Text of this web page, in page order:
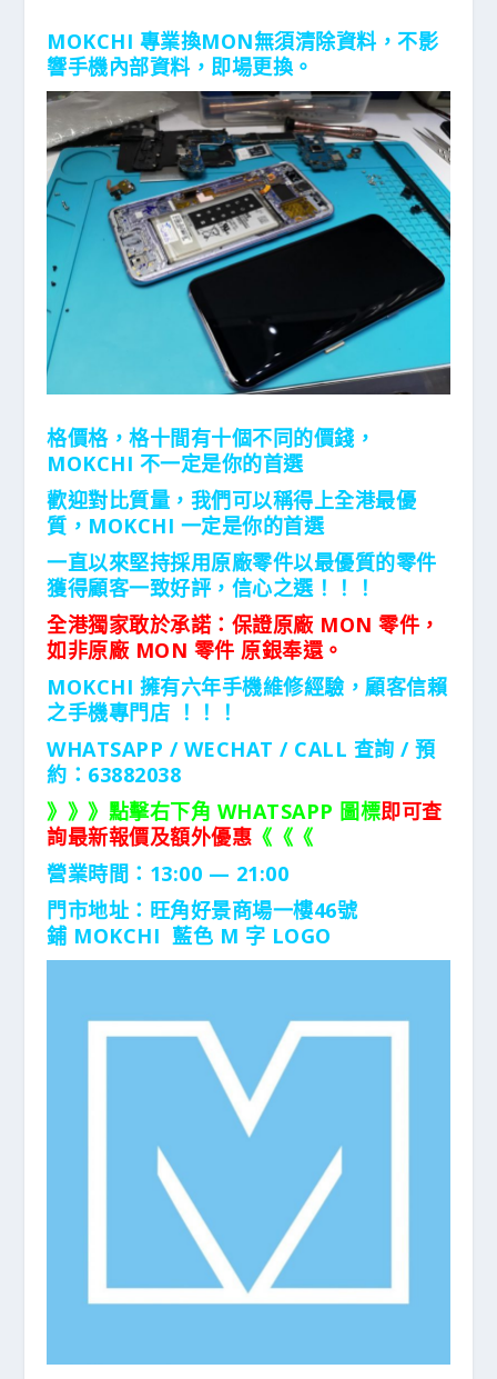
MOKCHI 專業換MON無須清除資料，不影
響手機內部資料， 即場更換。
格價格，格十間有十個不同的價錢，
MOKCHI 不一定是你的首選
歡迎對比質量，我們可以稱得上全港最優
質，MOKCHI 一定是你的首選
一直以來堅持採用原廠零件以最優質的零件
獲得顧客一致好評，信心之選！！！
全港獨家敢於承諾：保證原廠 MON 零件，
如非原廠 MON 零件 原銀奉還。
MOKCHI 擁有六年手機維修經驗，顧客信賴
之手機專門店 ！！！
WHATSAPP / WECHAT / CALL 查詢 / 預
約：63882038
》》》點擊右下角 WHATSAPP 圖標即可查
詢最新報價及額外優惠 《《《
營業時間：13:00 — 21:00
門市地址： 旺角好景商場一樓46號
鋪 MOKCHI 藍色 M 字 LOGO